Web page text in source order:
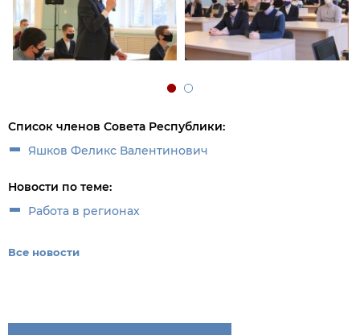
Список членов Совета Республики:
Яшков Феликс Валентинович
Новости по теме:
Работа в регионах
Все новости